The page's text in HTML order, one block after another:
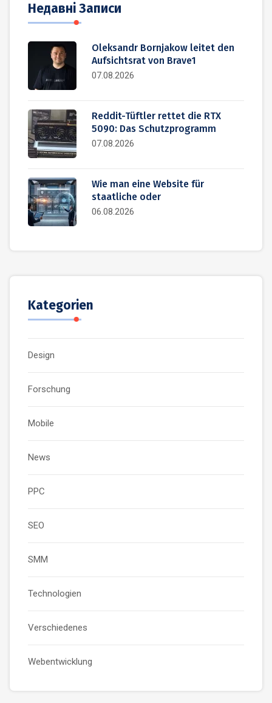
Недавні Записи
Oleksandr Bornjakow leitet den
Aufsichtsrat von Brave1
07.08.2026
Reddit-Tüftler rettet die RTX
5090: Das Schutzprogramm
07.08.2026
Wie man eine Website für
staatliche oder
06.08.2026
Kategorien
Design
Forschung
Mobile
News
PPC
SEO
SMM
Technologien
Verschiedenes
Webentwicklung